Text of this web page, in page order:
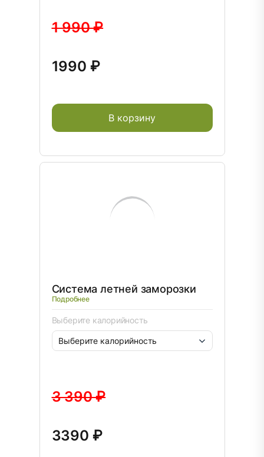
1 990 ₽
1990 ₽
В корзину
Система летней заморозки
Подробнее
Выберите калорийность
3 390 ₽
3390 ₽